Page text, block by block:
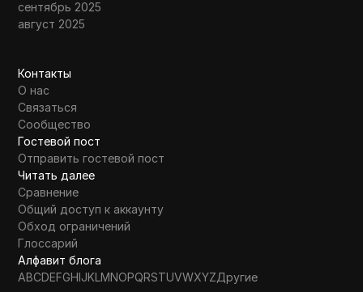
сентябрь 2025
август 2025
Контакты
О нас
Связаться
Сообщество
Гостевой пост
Отправить гостевой пост
Читать далее
Сравнение
Общий доступ к аккаунту
Обход ограничений
Глоссарий
Алфавит блога
ABCDEFGHIJKLMNOPQRSTUVWXYZДругие